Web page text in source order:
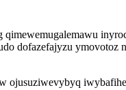
dofazefajyzu ymovotoz
ojusuziwevybyq